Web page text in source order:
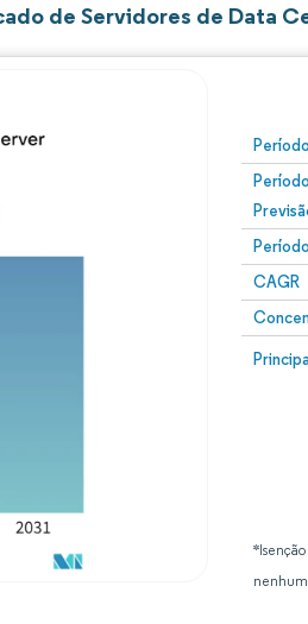
de Servidores de Data
CAGR